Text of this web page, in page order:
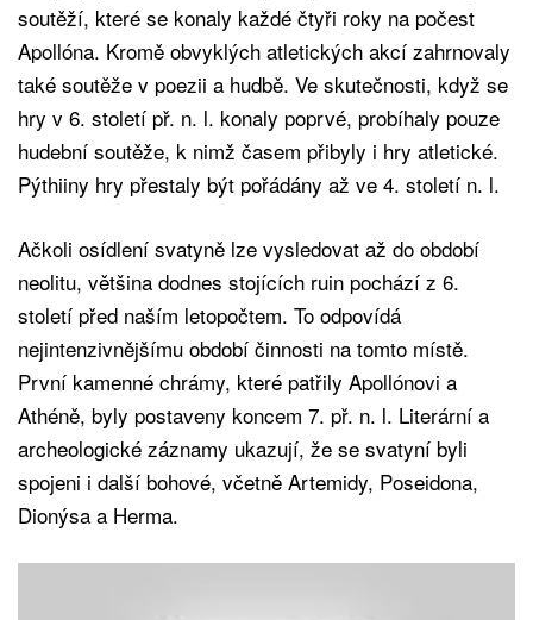
soutěží, které se konaly každé čtyři roky na počest
Apollóna. Kromě obvyklých atletických akcí zahrnovaly
také soutěže v poezii a hudbě. Ve skutečnosti, když se
hry v 6. století př. n. l. konaly poprvé, probíhaly pouze
hudební soutěže, k nimž časem přibyly i hry atletické.
Pýthiiny hry přestaly být pořádány až ve 4. století n. l.
Ačkoli osídlení svatyně lze vysledovat až do období
neolitu, většina dodnes stojících ruin pochází z 6.
století před naším letopočtem. To odpovídá
nejintenzivnějšímu období činnosti na tomto místě.
První kamenné chrámy, které patřily Apollónovi a
Athéně, byly postaveny koncem 7. př. n. l. Literární a
archeologické záznamy ukazují, že se svatyní byli
spojeni i další bohové, včetně Artemidy, Poseidona,
Dionýsa a Herma.